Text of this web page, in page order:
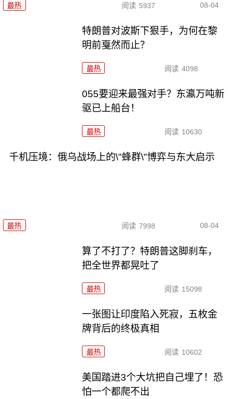
最热 阅读 5937 08-04
特朗普对波斯下狠手，为何在黎
明前戛然而止？
最热 阅读 4098
055要迎来最强对手？东瀛万吨新
驱已上船台！
最热 阅读 10630
千机压境：俄乌战场上的\"蜂群\"博弈与东大启示
最热 阅读 7998 08-04
算了不打了？特朗普这脚刹车，
把全世界都晃吐了
最热 阅读 15098
一张图让印度陷入死寂，五枚金
牌背后的终极真相
最热 阅读 10602
美国踏进3个大坑把自己埋了！恐
怕一个都爬不出